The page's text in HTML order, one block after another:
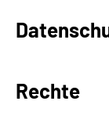
Rente
Rechte